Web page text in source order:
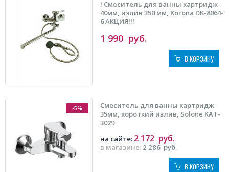
! Смеситель для ванны картридж
40мм, излив 350 мм, Korona DK-8064-
6 АКЦИЯ!!!
1 990 руб.
В КОРЗИНУ
-5%
Смеситель для ванны картридж
35мм, короткий излив, Solone KAT-
3029
в магазине: 2 286 руб.
на сайте: 2 172 руб.
В КОРЗИНУ